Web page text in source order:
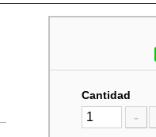
Cantidad
-